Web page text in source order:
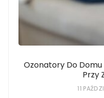
Ozonatory Do
Przy
11